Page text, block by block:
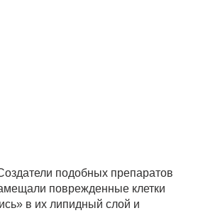
подобных препаратов
поврежденные клетки
в их липидный слой и